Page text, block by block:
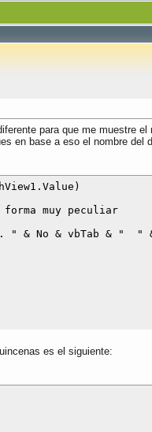
para que me muestre
en base a eso el nombre del
forma muy peculiar
" & No & vbTab & "
es el siguiente: